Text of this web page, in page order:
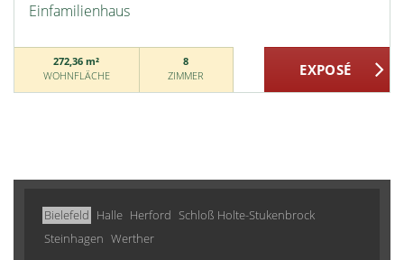
Einfamilienhaus
272,36 m²
WOHNFLÄCHE
8
ZIMMER
Bielefeld Halle Herford Schloß Holte-Stukenbrock
Steinhagen Werther